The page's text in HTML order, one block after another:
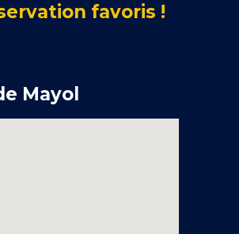
favoris !
Mayol